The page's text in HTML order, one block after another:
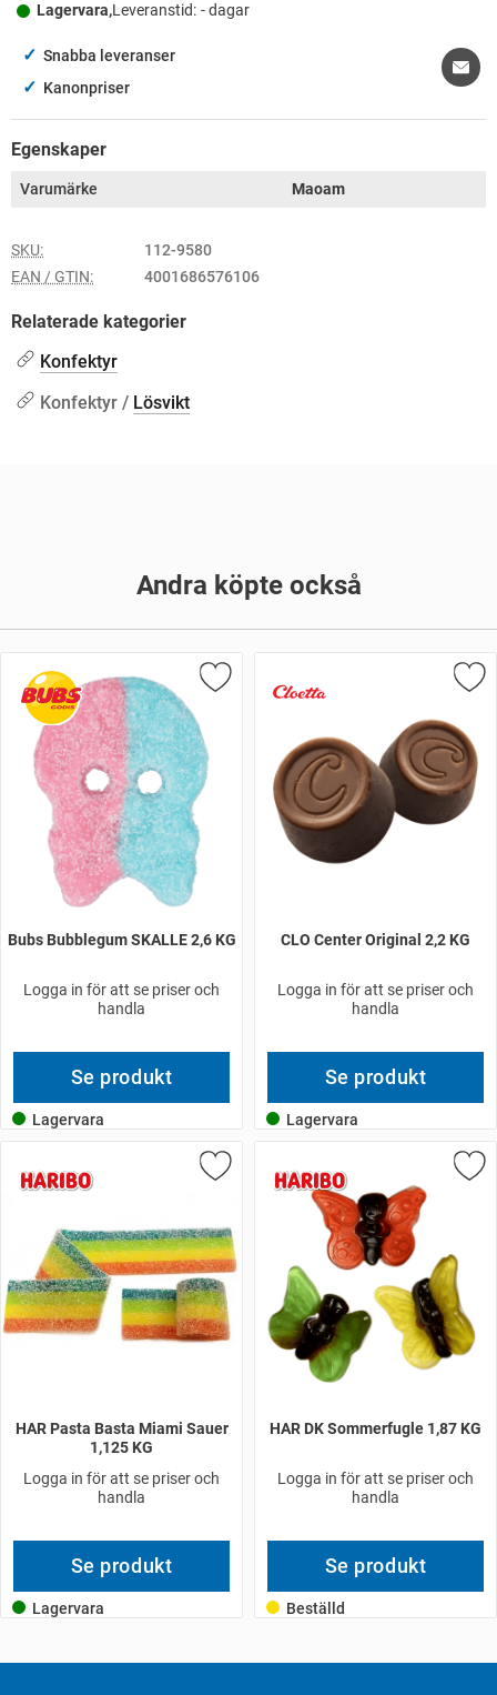
Lagervara,Leveranstid: - dagar
✓ Snabba leveranser
✓ Kanonpriser
Egenskaper
Varumärke Maoam
SKU:
112-9580
EAN / GTIN:
4001686576106
Relaterade kategorier
Konfektyr
Konfektyr / Lösvikt
Andra köpte också
Bubs Bubblegum SKALLE 2,6 KG
Logga in för att se priser och
handla
Se produkt
Lagervara
CLO Center Original 2,2 KG
Logga in för att se priser och
handla
Se produkt
Lagervara
HAR Pasta Basta Miami Sauer
1,125 KG
Logga in för att se priser och
handla
Se produkt
Lagervara
HAR DK Sommerfugle 1,87 KG
Logga in för att se priser och
handla
Se produkt
Beställd